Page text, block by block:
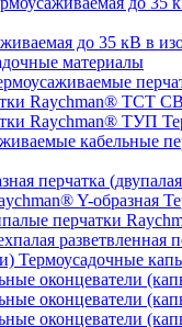
материалы
Термоусадочные